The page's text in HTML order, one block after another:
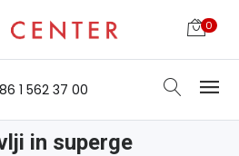
0
1 562 37 00
in superge